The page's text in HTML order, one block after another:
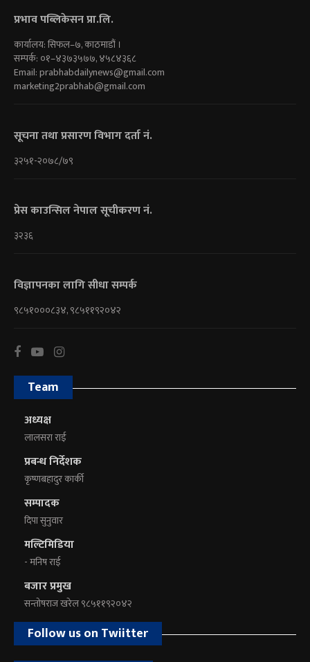
प्रभाव पब्लिकेसन प्रा.लि.
कार्यालय: सिफल–७, काठमाडौं ।
सम्पर्क: ०१–४३७३५७७, ४५८४३६८
Email:prabhabdailynews@gmail.com
marketing2prabhab@gmail.com
सूचना तथा प्रसारण विभाग दर्ता नं.
३२५१-२०७८/७९
प्रेस काउन्सिल नेपाल सूचीकरण नं.
३२३६
विज्ञापनका लागि सीधा सम्पर्क
९८५१०००८३४, ९८५११९२०४२
Team
अध्यक्ष
लालसरा राई
प्रबन्ध निर्देशक
कृष्णबहादुर कार्की
सम्पादक
दिपा सुनुवार
मल्टिमिडिया
- मनिष राई
बजार प्रमुख
सन्तोषराज खरेल ९८५११९२०४२
Follow us on Twiitter